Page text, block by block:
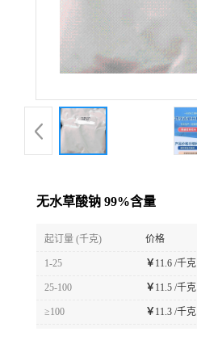
无水草酸钠 99%含量
起订量 (千克) 价格
1-25 ￥ 11.6 /千克
25-100 ￥ 11.5 /千克
≥100 ￥ 11.3 /千克